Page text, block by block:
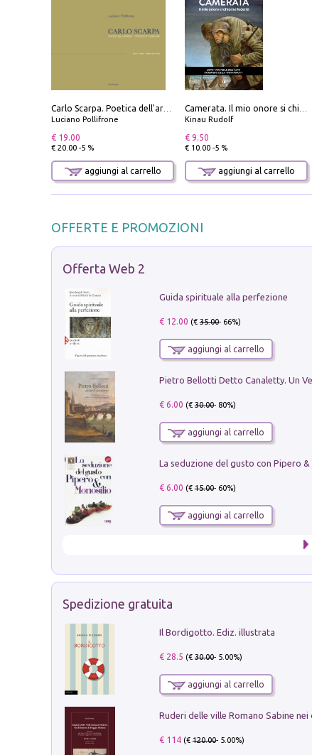
Luciano Pollifrone
€ 19.00
€ 20.00 -5 %
aggiungi al carrello
Kinau Rudolf
€ 9.50
€ 10.00 -5 %
aggiungi al carrello
OFFERTE E PROMOZIONI
Offerta Web 2
Guida spirituale alla perfezione
€ 12.00 (€35.00- 66%)
aggiungi al carrello
€ 6.00 (€30.00- 80%)
aggiungi al carrello
€ 6.00 (€15.00- 60%)
aggiungi al carrello
Spedizione gratuita
Il Bordigotto. Ediz. illustrata
€ 28.5 (€30.00- 5.00%)
aggiungi al carrello
€ 114(€120.00- 5.00%)